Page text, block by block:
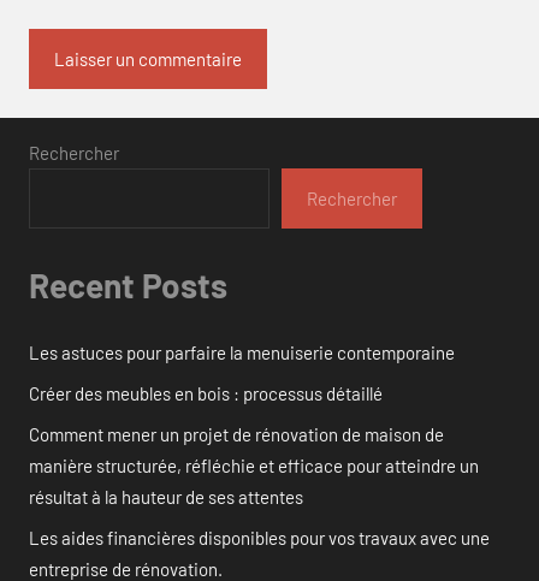
Rechercher
Rechercher
Recent Posts
Les astuces pour parfaire la menuiserie contemporaine
Créer des meubles en bois : processus détaillé
Comment mener un projet de rénovation de maison de
manière structurée, réfléchie et efficace pour atteindre un
résultat à la hauteur de ses attentes
Les aides financières disponibles pour vos travaux avec une
entreprise de rénovation.